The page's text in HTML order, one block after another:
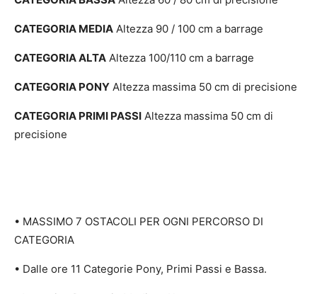
CATEGORIA MEDIA Altezza 90 / 100 cm a barrage
CATEGORIA ALTA Altezza 100/110 cm a barrage
CATEGORIA PONY Altezza massima 50 cm di precisione
CATEGORIA PRIMI PASSI Altezza massima 50 cm di
precisione
• MASSIMO 7 OSTACOLI PER OGNI PERCORSO DI
CATEGORIA
• Dalle ore 11 Categorie Pony, Primi Passi e Bassa.